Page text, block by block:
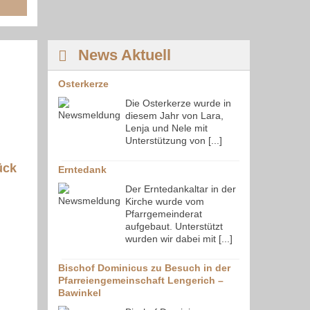
News Aktuell
Osterkerze
Die Osterkerze wurde in
diesem Jahr von Lara,
Lenja und Nele mit
Unterstützung von [...]
Erntedank
Der Erntedankaltar in der
Kirche wurde vom
Pfarrgemeinderat
aufgebaut. Unterstützt
wurden wir dabei mit [...]
Bischof Dominicus zu Besuch in der
Pfarreiengemeinschaft Lengerich –
Bawinkel